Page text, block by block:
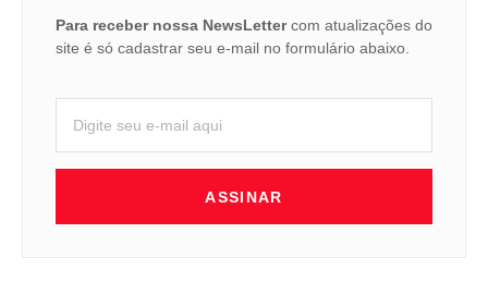
Para receber nossa NewsLettercom atualizações do
site é só cadastrar seu e-mail no formulário abaixo.
ASSINAR